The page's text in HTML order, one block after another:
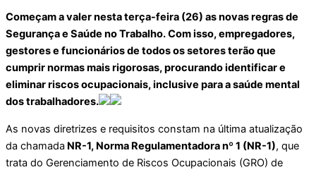
Começam a valer nesta terça-feira (26) as novas regras de
Segurança e Saúde no Trabalho. Com isso, empregadores,
gestores e funcionários de todos os setores terão que
cumprir normas mais rigorosas, procurando identificar e
eliminar riscos ocupacionais, inclusive para a saúde mental
dos trabalhadores.
As novas diretrizes e requisitos constam na última atualização
da chamada NR-1, Norma Regulamentadora nº 1 (NR-1), que
trata do Gerenciamento de Riscos Ocupacionais (GRO) de